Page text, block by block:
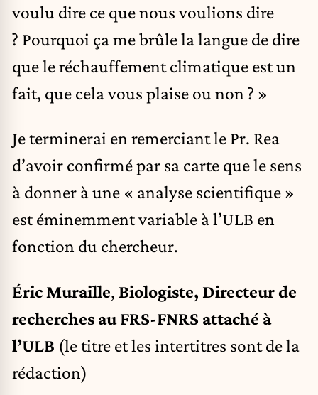
voulu dire ce que nous voulions dire
? Pourquoi ça me brûle la langue de dire
que le réchauffement climatique est un
fait, que cela vous plaise ou non ? »
Je terminerai en remerciant le Pr. Rea
d’avoir confirmé par sa carte que le sens
à donner à une « analyse scientifique »
est éminemment variable à l’ULB en
fonction du chercheur.
Éric Muraille, Biologiste, Directeur de
recherches au FRS-FNRS attaché à
l’ULB (le titre et les intertitres sont de la
rédaction)